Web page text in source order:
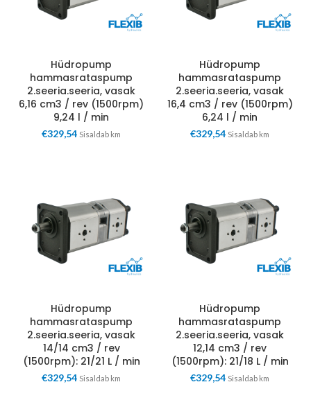
Hüdropump
hammasrataspump
2.seeria.seeria, vasak
6,16 cm3 / rev (1500rpm)
9,24 l / min
€329,54 Sisaldab km
Hüdropump
hammasrataspump
2.seeria.seeria, vasak
16,4 cm3 / rev (1500rpm)
6,24 l / min
€329,54 Sisaldab km
Hüdropump
hammasrataspump
2.seeria.seeria, vasak
14/14 cm3 / rev
(1500rpm): 21/21 L / min
€329,54 Sisaldab km
Hüdropump
hammasrataspump
2.seeria.seeria, vasak
12,14 cm3 / rev
(1500rpm): 21/18 L / min
€329,54 Sisaldab km